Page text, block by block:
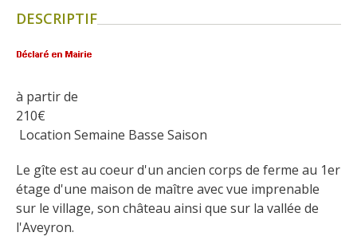
Flâner à moins de
cent kilomètres
France
Les villages de caractère
Rouergue
Les Villes et Pays d'art et
d'histoire
De la vallée du Lot au pays
DESCRIPTIF
à partir de
210€
Location Semaine Basse Saison
Le gîte est au coeur d'un ancien corps de ferme au 1er
étage d'une maison de maître avec vue imprenable
sur le village, son château ainsi que sur la vallée de
l'Aveyron.